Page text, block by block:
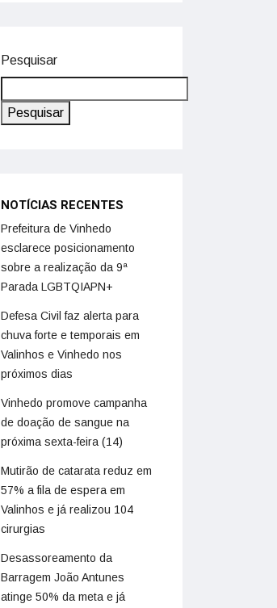
Pesquisar
Pesquisar
NOTÍCIAS RECENTES
Prefeitura de Vinhedo
esclarece posicionamento
sobre a realização da 9ª
Parada LGBTQIAPN+
Defesa Civil faz alerta para
chuva forte e temporais em
Valinhos e Vinhedo nos
próximos dias
Vinhedo promove campanha
de doação de sangue na
próxima sexta-feira (14)
Mutirão de catarata reduz em
57% a fila de espera em
Valinhos e já realizou 104
cirurgias
Desassoreamento da
Barragem João Antunes
atinge 50% da meta e já